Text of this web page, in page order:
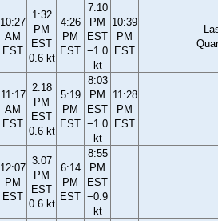
10:27
AM
EST
1:32
PM
EST
0.6 kt
4:26
PM
EST
7:10
PM
EST
−1.0
kt
10:39
PM
EST
11:17
AM
EST
2:18
PM
EST
0.6 kt
5:19
PM
EST
8:03
PM
EST
−1.0
kt
11:28
PM
EST
12:07
PM
EST
3:07
PM
EST
0.6 kt
6:14
PM
EST
8:55
PM
EST
−0.9
kt